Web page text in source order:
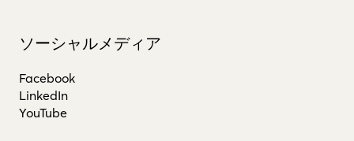
ソーシャルメディア
Facebook
LinkedIn
YouTube